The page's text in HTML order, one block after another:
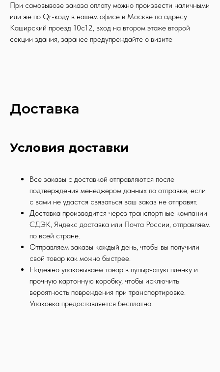
При самовывозе заказа оплату можно произвести наличными
или же по Qr-коду в нашем офисе в Москве по адресу
Каширский проезд 10с12, вход на втором этаже второй
секции здания, заранее предупреждайте о визите
Доставка
Условия доставки
Все заказы с доставкой отправляются после
подтверждения менеджером данных по отправке, если
с вами не удастся связаться ваш заказ не отправят.
Доставка производится через транспортные компании
СДЭК, Яндекс доставка или Почта России, отправляем
по всей стране.
Отправляем заказы каждый день, чтобы вы получили
свой товар как можно быстрее.
Надежно упаковываем товар в пупырчатую пленку и
прочную картонную коробку, чтобы исключить
вероятность повреждения при транспортировке.
Упаковка предоставляется бесплатно.